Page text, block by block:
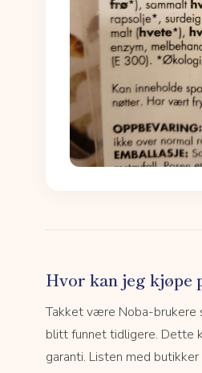
Hvor kan jeg kjøpe
Takket være Noba-brukere
blitt funnet tidligere. Dette
garanti. Listen med